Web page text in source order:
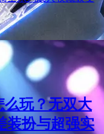
么玩？无双大
装扮与超强实